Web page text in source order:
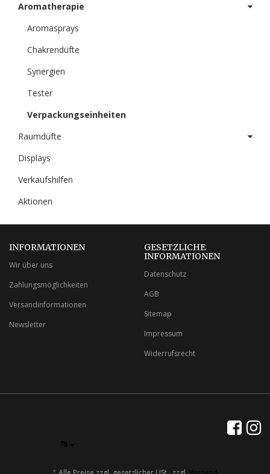
Aromatherapie
Aromasprays
Chakrendüfte
Synergien
Tester
Verpackungseinheiten
Raumdüfte
Displays
Verkaufshilfen
Aktionen
INFORMATIONEN
Wir über uns
Zahlungsmöglichkeiten
Versandinformationen
Newsletter
GESETZLICHE
INFORMATIONEN
Datenschutz
AGB
Sitemap
Impressum
Widerrufsrecht